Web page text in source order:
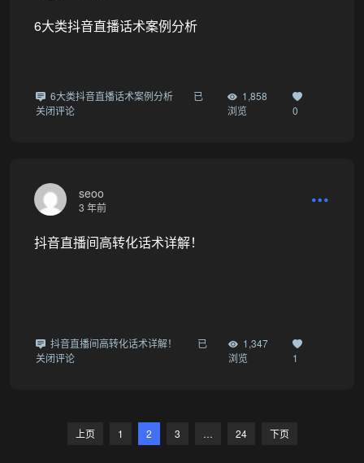
6大类抖音直播话术案例分析
6大类抖音直播话术案例分析
已
关闭评论
1,858
浏览
0
seoo
3 年前
抖音直播间高转化话术详解！
抖音直播间高转化话术详解！
已
关闭评论
1,347
浏览
1
上页 1 2 3 … 24 下页